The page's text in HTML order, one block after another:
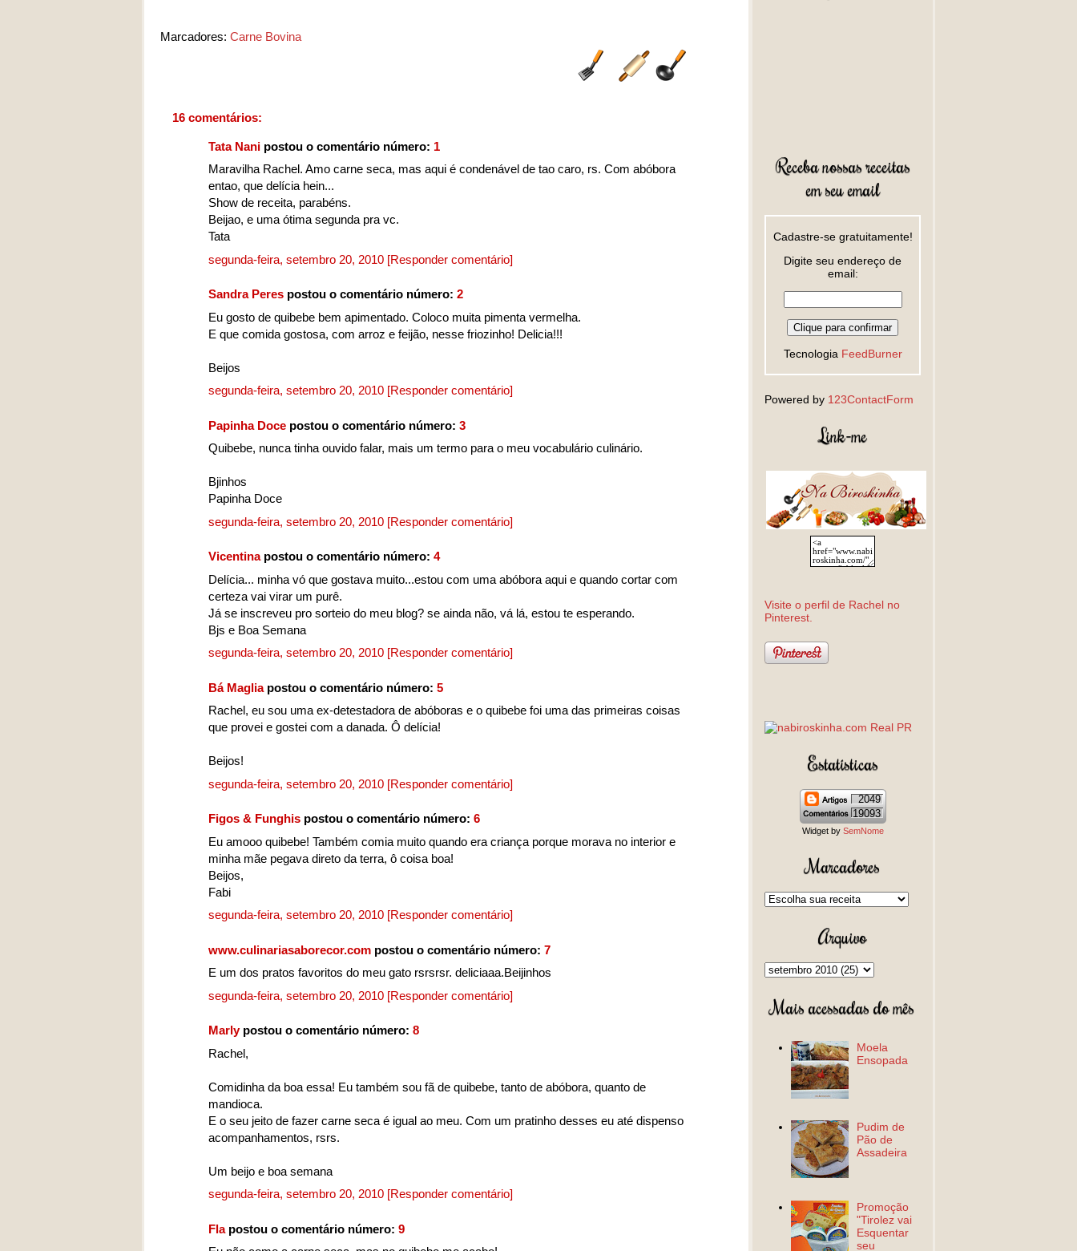
Marcadores: Carne Bovina
16 comentários:
Tata Nani postou o comentário número: 1
Maravilha Rachel. Amo carne seca, mas aqui é condenável de tao caro, rs. Com abóbora
entao, que delícia hein...
Show de receita, parabéns.
Beijao, e uma ótima segunda pra vc.
Tata
segunda-feira, setembro 20, 2010 [Responder comentário]
Sandra Peres postou o comentário número: 2
Eu gosto de quibebe bem apimentado. Coloco muita pimenta vermelha.
E que comida gostosa, com arroz e feijão, nesse friozinho! Delicia!!!
Beijos
segunda-feira, setembro 20, 2010 [Responder comentário]
Papinha Doce postou o comentário número: 3
Quibebe, nunca tinha ouvido falar, mais um termo para o meu vocabulário culinário.
Bjinhos
Papinha Doce
segunda-feira, setembro 20, 2010 [Responder comentário]
Vicentinapostou o comentário número: 4
Delícia... minha vó que gostava muito...estou com uma abóbora aqui e quando cortar com
certeza vai virar um purê.
Já se inscreveu pro sorteio do meu blog? se ainda não, vá lá, estou te esperando.
Bjs e Boa Semana
segunda-feira, setembro 20, 2010 [Responder comentário]
Bá Magliapostou o comentário número: 5
Rachel, eu sou uma ex-detestadora de abóboras e o quibebe foi uma das primeiras coisas
que provei e gostei com a danada. Ô delícia!
Beijos!
segunda-feira, setembro 20, 2010 [Responder comentário]
Figos & Funghis postou o comentário número: 6
Eu amooo quibebe! Também comia muito quando era criança porque morava no interior e
minha mãe pegava direto da terra, ô coisa boa!
Beijos,
Fabi
segunda-feira, setembro 20, 2010 [Responder comentário]
www.culinariasaborecor.com postou o comentário número: 7
E um dos pratos favoritos do meu gato rsrsrsr. deliciaaa.Beijinhos
segunda-feira, setembro 20, 2010 [Responder comentário]
Marlypostou o comentário número: 8
Rachel,
Comidinha da boa essa! Eu também sou fã de quibebe, tanto de abóbora, quanto de
mandioca.
E o seu jeito de fazer carne seca é igual ao meu. Com um pratinho desses eu até dispenso
acompanhamentos, rsrs.
Um beijo e boa semana
segunda-feira, setembro 20, 2010 [Responder comentário]
Flapostou o comentário número: 9
Receba nossas receitas
em seu email
Cadastre-se gratuitamente!
Digite seu endereço de
email:
Tecnologia FeedBurner
Powered by 123ContactForm
Link-me
Visite o perfil de Rachel no
Pinterest.
Estatísticas
2049
19093
Widget by SemNome
Marcadores
Arquivo
Mais acessadas do mês
Moela
Ensopada
Pudim de
Pão de
Assadeira
Promoção
"Tirolez vai
Esquentar
seu